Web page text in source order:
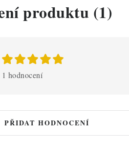
produktu (1)
1 hodnocení
PŘIDAT HODNOCENÍ